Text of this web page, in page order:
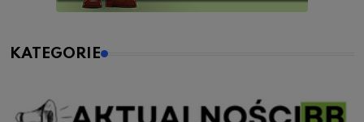
KATEGORIE